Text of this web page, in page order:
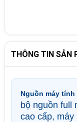
THÔNG TIN SẢN
Nguồn máy tính
bộ nguồn full
cao cấp, máy